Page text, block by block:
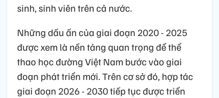
sinh, sinh viên trên cả nước.
Những dấu ấn của giai đoạn 2020 - 2025
được xem là nền tảng quan trọng để thể
thao học đường Việt Nam bước vào giai
đoạn phát triển mới. Trên cơ sở đó, hợp tác
giai đoạn 2026 - 2030 tiếp tục được triển